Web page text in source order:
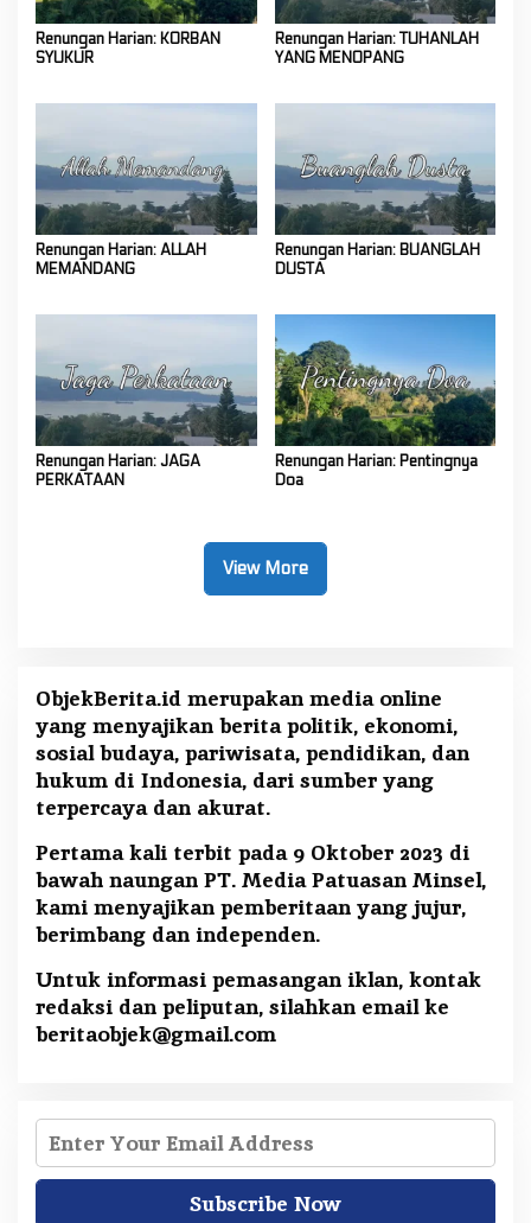
Renungan Harian: KORBAN
SYUKUR
Renungan Harian: TUHANLAH
YANG MENOPANG
Renungan Harian: ALLAH
MEMANDANG
Renungan Harian: BUANGLAH
DUSTA
Renungan Harian: JAGA
PERKATAAN
Renungan Harian: Pentingnya
Doa
View More
ObjekBerita.id merupakan media online
yang menyajikan berita politik, ekonomi,
sosial budaya, pariwisata, pendidikan, dan
hukum di Indonesia, dari sumber yang
terpercaya dan akurat.
Pertama kali terbit pada 9 Oktober 2023 di
bawah naungan PT. Media Patuasan Minsel,
kami menyajikan pemberitaan yang jujur,
berimbang dan independen.
Untuk informasi pemasangan iklan, kontak
redaksi dan peliputan, silahkan email ke
beritaobjek@gmail.com